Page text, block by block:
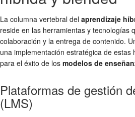
La columna vertebral del aprendizaje
reside en las herramientas y tecnologías
colaboración y la entrega de contenido.
una implementación estratégica de estas
para el éxito de los modelos de
Plataformas de gestión
(LMS)